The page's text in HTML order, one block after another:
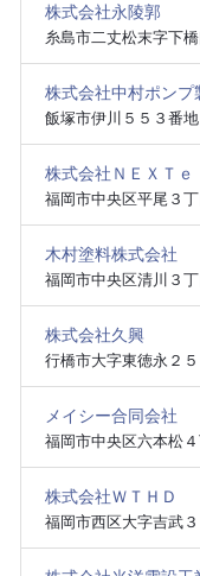
株式会社永陵郭
糸島市二丈松末字下
株式会社中村ポンプ
飯塚市伊川５５３番地
株式会社ＮＥＸＴｅ
福岡市中央区平尾３
木村塗料株式会社
福岡市中央区清川３
株式会社久興
行橋市大字東徳永２
メイシー合同会社
福岡市中央区六本松
株式会社ＷＴＨＤ
福岡市西区大字吉武